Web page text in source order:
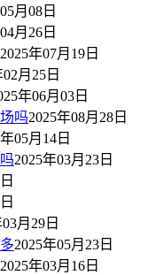
月08日
月26日
2025年07月19日
月25日
年06月03日
吗2025年08月28日
05月14日
2025年03月23日
月29日
2025年05月23日
2025年03月16日